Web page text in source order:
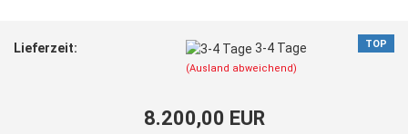
TOP
Lieferzeit: 3-4 Tage
(Ausland abweichend)
8.200,00 EUR